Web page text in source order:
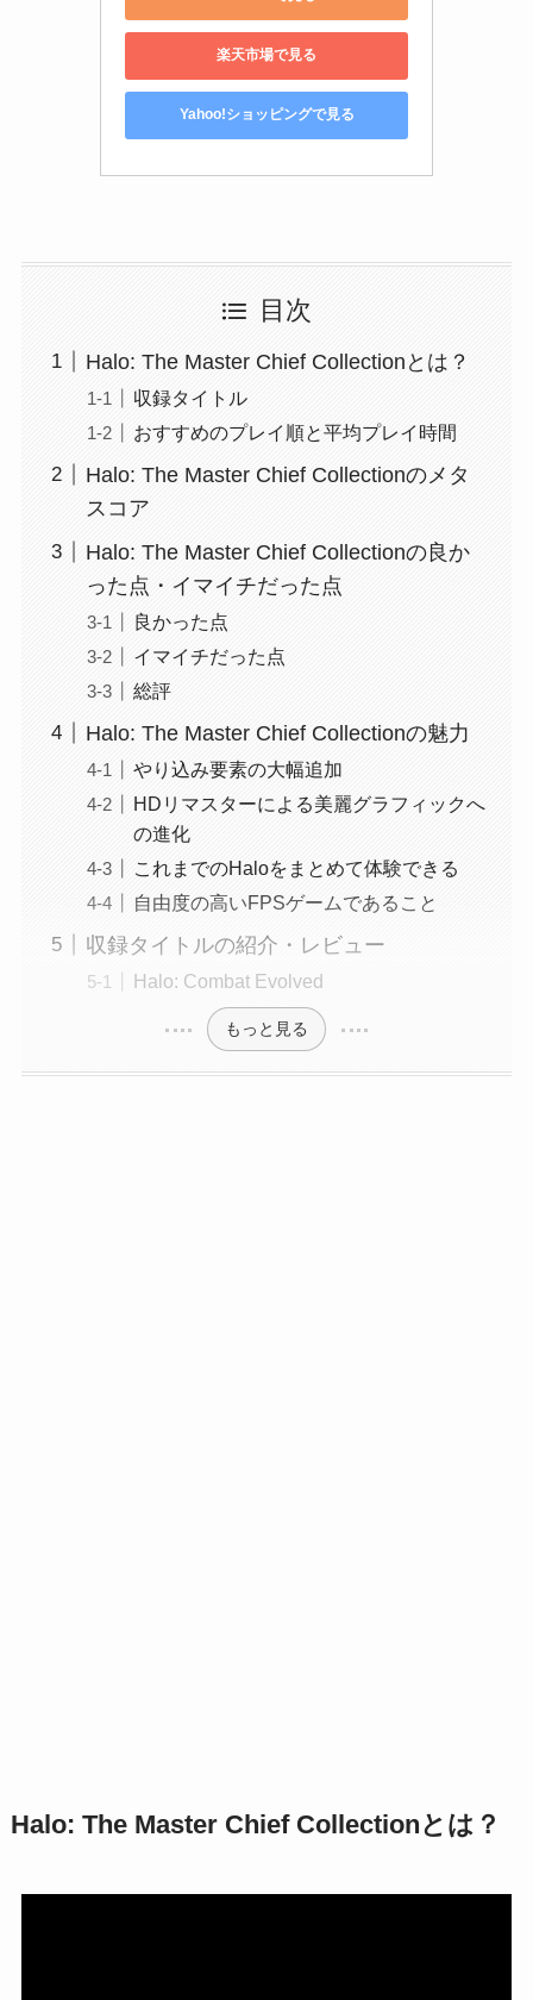
楽天市場で見る
Yahoo!ショッピングで見る
目次
Halo: The Master Chief Collectionとは？
収録タイトル
おすすめのプレイ順と平均プレイ時間
Halo: The Master Chief Collectionのメタ
スコア
Halo: The Master Chief Collectionの良か
った点・イマイチだった点
良かった点
イマイチだった点
総評
Halo: The Master Chief Collectionの魅力
やり込み要素の大幅追加
HDリマスターによる美麗グラフィックへ
の進化
これまでのHaloをまとめて体験できる
自由度の高いFPSゲームであること
収録タイトルの紹介・レビュー
Halo: Combat Evolved
もっと見る
Halo: The Master Chief Collectionとは？